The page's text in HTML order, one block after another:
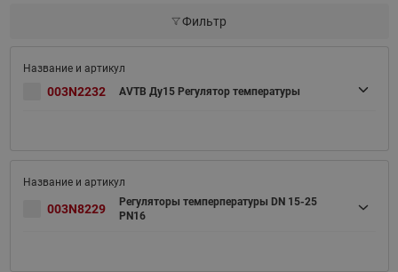
Фильтр
003N2232 AVTB Ду15 Регулятор температуры
003N8229
Регуляторы темперпературы DN 15-25
PN16